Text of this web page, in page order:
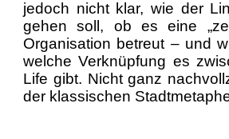
jedoch nicht klar, wie der
gehen soll, ob es eine
Organisation betreut – und
welche Verknüpfung es
Life gibt. Nicht ganz
der klassischen